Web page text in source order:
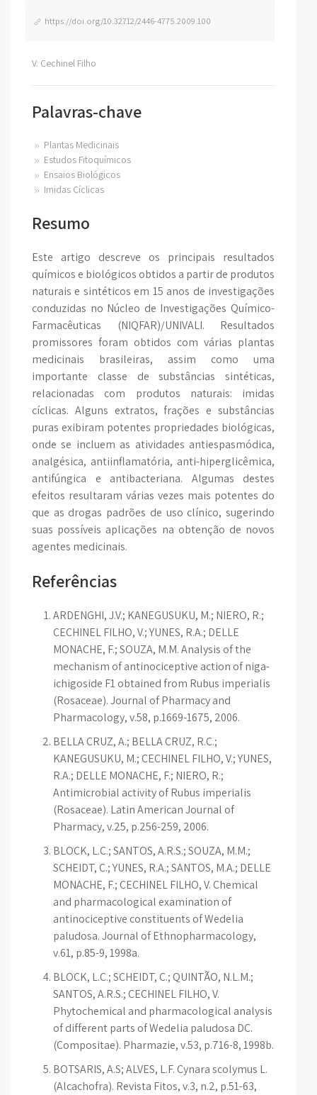
https://doi.org/10.32712/2446-4775.2009.100
V. Cechinel Filho
Palavras-chave
Plantas Medicinais
Estudos Fitoquímicos
Ensaios Biológicos
Imidas Cíclicas
Resumo
Este artigo descreve os principais resultados
químicos e biológicos obtidos a partir de produtos
naturais e sintéticos em 15 anos de investigações
conduzidas no Núcleo de Investigações Químico-
Farmacêuticas (NIQFAR)/UNIVALI. Resultados
promissores foram obtidos com várias plantas
medicinais brasileiras, assim como uma
importante classe de substâncias sintéticas,
relacionadas com produtos naturais: imidas
cíclicas. Alguns extratos, frações e substâncias
puras exibiram potentes propriedades biológicas,
onde se incluem as atividades antiespasmódica,
analgésica, antiinflamatória, anti-hiperglicêmica,
antifúngica e antibacteriana. Algumas destes
efeitos resultaram várias vezes mais potentes do
que as drogas padrões de uso clínico, sugerindo
suas possíveis aplicações na obtenção de novos
agentes medicinais.
Referências
ARDENGHI, J.V.; KANEGUSUKU, M.; NIERO, R.;
CECHINEL FILHO, V.; YUNES, R.A.; DELLE
MONACHE, F.; SOUZA, M.M. Analysis of the
mechanism of antinociceptive action of niga-
ichigoside F1 obtained from Rubus imperialis
(Rosaceae). Journal of Pharmacy and
Pharmacology, v.58, p.1669-1675, 2006.
BELLA CRUZ, A.; BELLA CRUZ, R.C.;
KANEGUSUKU, M.; CECHINEL FILHO, V.; YUNES,
R.A.; DELLE MONACHE, F.; NIERO, R.;
Antimicrobial activity of Rubus imperialis
(Rosaceae). Latin American Journal of
Pharmacy, v.25, p.256-259, 2006.
BLOCK, L.C.; SANTOS, A.R.S.; SOUZA, M.M.;
SCHEIDT, C.; YUNES, R.A.; SANTOS, M.A.; DELLE
MONACHE, F.; CECHINEL FILHO, V. Chemical
and pharmacological examination of
antinociceptive constituents of Wedelia
paludosa. Journal of Ethnopharmacology,
v.61, p.85-9, 1998a.
BLOCK, L.C.; SCHEIDT, C.; QUINTÃO, N.L.M.;
SANTOS, A.R.S.; CECHINEL FILHO, V.
Phytochemical and pharmacological analysis
of different parts of Wedelia paludosa DC.
(Compositae). Pharmazie, v.53, p.716-8, 1998b.
BOTSARIS, A.S; ALVES, L.F. Cynara scolymus L.
(Alcachofra). Revista Fitos, v.3, n.2, p.51-63,